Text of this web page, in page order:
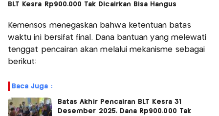
BLT Kesra Rp900.000 Tak Dicairkan Bisa Hangus
Kemensos menegaskan bahwa ketentuan batas
waktu ini bersifat final. Dana bantuan yang melewati
tenggat pencairan akan melalui mekanisme sebagai
berikut:
Baca Juga :
Batas Akhir Pencairan BLT Kesra 31
Desember 2025, Dana Rp900.000 Tak